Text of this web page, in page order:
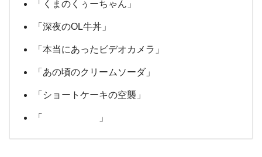
「くまのくぅーちゃん」
「深夜のOL牛丼」
「本当にあったビデオカメラ」
「あの頃のクリームソーダ」
「ショートケーキの空襲」
「 」